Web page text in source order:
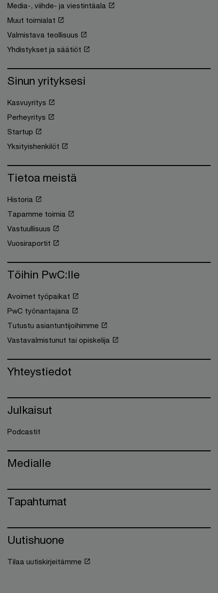
Media-, viihde- ja viestintäala
Muut toimialat
Valmistava teollisuus
Yhdistykset ja säätiöt
Sinun yrityksesi
Kasvuyritys
Perheyritys
Startup
Yksityishenkilöt
Tietoa meistä
Historia
Tapamme toimia
Vastuullisuus
Vuosiraportit
Töihin PwC:lle
Avoimet työpaikat
PwC työnantajana
Tutustu asiantuntijoihimme
Vastavalmistunut tai opiskelija
Yhteystiedot
Julkaisut
Podcastit
Medialle
Tapahtumat
Uutishuone
Tilaa uutiskirjeitämme